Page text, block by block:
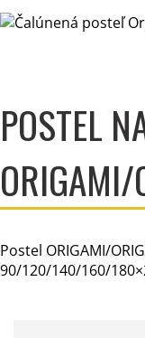
POSTEL
Postel ORIGAMI/
90/120/140/160/